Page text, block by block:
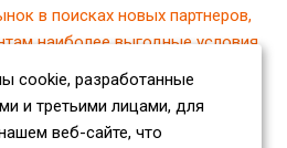
в поисках новых партнеров,
наиболее выгодные условия
конкретного продукта, а
вас вопросы вы
по телефону.
cookie, разработанные
и третьими лицами, для
веб-сайте, что